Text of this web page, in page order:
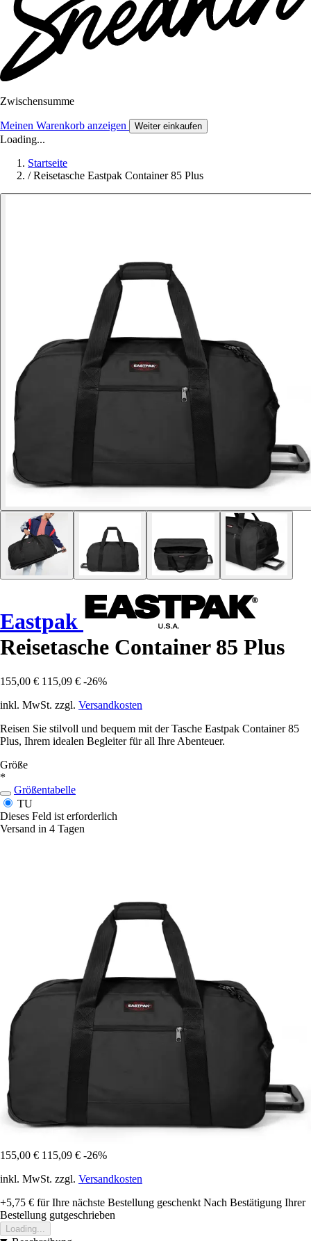
Zwischensumme
Meinen Warenkorb anzeigen Weiter einkaufen
Loading...
Startseite
/ Reisetasche Eastpak Container 85 Plus
Eastpak
Reisetasche Container 85 Plus
155,00 € 115,09 € -26%
inkl. MwSt. zzgl. Versandkosten
Reisen Sie stilvoll und bequem mit der Tasche Eastpak Container 85
Plus, Ihrem idealen Begleiter für all Ihre Abenteuer.
Größe
*
Größentabelle
TU
Dieses Feld ist erforderlich
Versand in 4 Tagen
155,00 € 115,09 € -26%
inkl. MwSt. zzgl. Versandkosten
+5,75 € für Ihre nächste Bestellung geschenkt Nach Bestätigung Ihrer
Bestellung gutgeschrieben
Loading...